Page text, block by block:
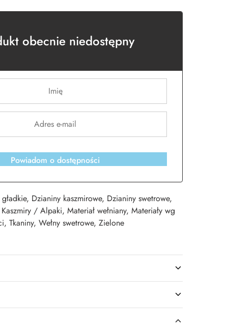
obecnie niedostępny
Powiadom o dostępności
, Dzianiny kaszmirowe, Dzianiny swetrowe,
Kaszmiry / Alpaki, Materiał wełniany, Materiały wg
, Tkaniny, Wełny swetrowe, Zielone